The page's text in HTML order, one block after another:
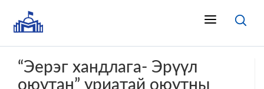
“Эерэг хандлага- Эрүүл
оюутан” уриатай оюутны